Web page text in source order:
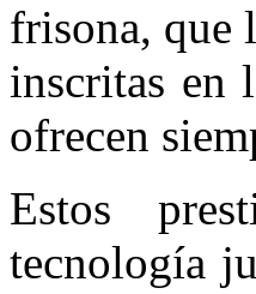
frisona, que
inscritas en
ofrecen
Estos
tecnología